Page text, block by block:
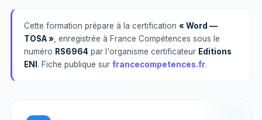
Cette formation prépare à la certification « Word —
TOSA » , enregistrée à France Compétences sous le
numéro RS6964 par l'organisme certificateur Editions
ENI . Fiche publique sur francecompetences.fr.